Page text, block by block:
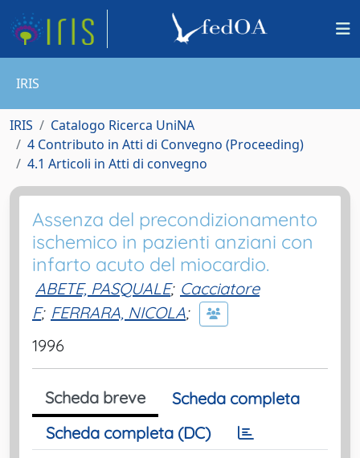
IRIS
IRIS
Catalogo Ricerca UniNA
4 Contributo in Atti di Convegno (Proceeding)
4.1 Articoli in Atti di convegno
Assenza del precondizionamento
ischemico in pazienti anziani con
infarto acuto del miocardio.
ABETE, PASQUALE; Cacciatore
F; FERRARA, NICOLA;
1996
Scheda breve
Scheda completa
Scheda completa (DC)